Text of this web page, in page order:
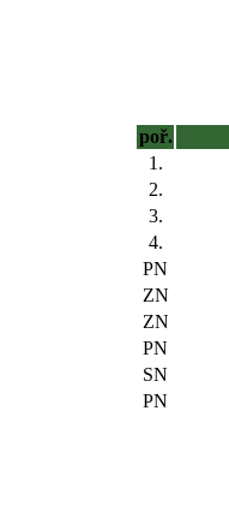
poř.
1.
2.
3.
4.
PN
ZN
ZN
PN
SN
PN